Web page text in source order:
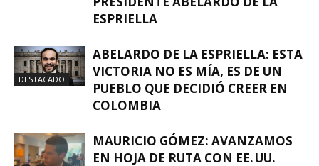
ESPRIELLA
DESTACADO
ABELARDO DE LA ESPRIELLA: ESTA
VICTORIA NO ES MÍA, ES DE UN
PUEBLO QUE DECIDIÓ CREER EN
COLOMBIA
MAURICIO GÓMEZ: AVANZAMOS
EN HOJA DE RUTA CON EE. UU.